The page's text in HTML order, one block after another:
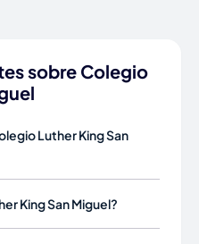
sobre Colegio
Luther King San
King San Miguel?